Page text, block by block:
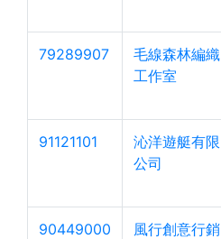
79289907
毛線森林編織
工作室
91121101
沁洋遊艇有限
公司
90449000
風行創意行銷